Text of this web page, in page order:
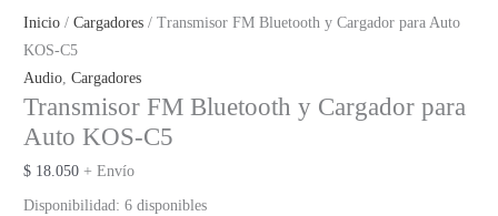
Inicio /Cargadores / Transmisor FM Bluetooth y Cargador para Auto
KOS-C5
Audio,Cargadores
Transmisor FM Bluetooth y Cargador para
Auto KOS-C5
$ 18.050 + Envío
Disponibilidad: 6 disponibles